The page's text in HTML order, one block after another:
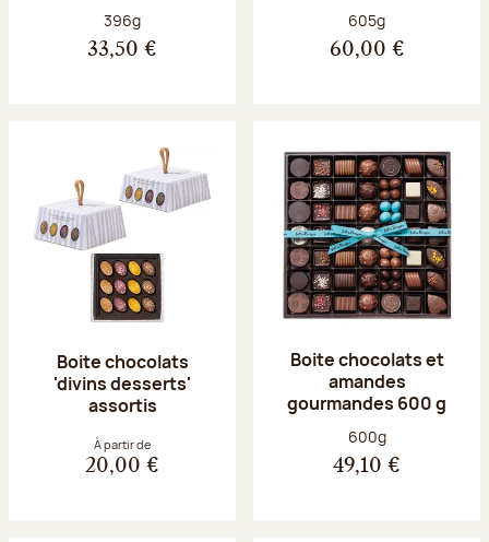
Poids net :
396g
33,50 €
Poids net :
605g
60,00 €
Boite chocolats
'divins desserts'
assortis
À partir de
20,00 €
Boite chocolats et
amandes
gourmandes 600 g
Poids net :
600g
49,10 €